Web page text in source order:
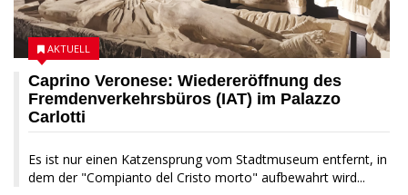
Caprino Veronese: Wiedereröffnung des
Fremdenverkehrsbüros (IAT) im Palazzo
Carlotti
Es ist nur einen Katzensprung vom Stadtmuseum entfernt, in
dem der "Compianto del Cristo morto" aufbewahrt wird...
AKTUELL